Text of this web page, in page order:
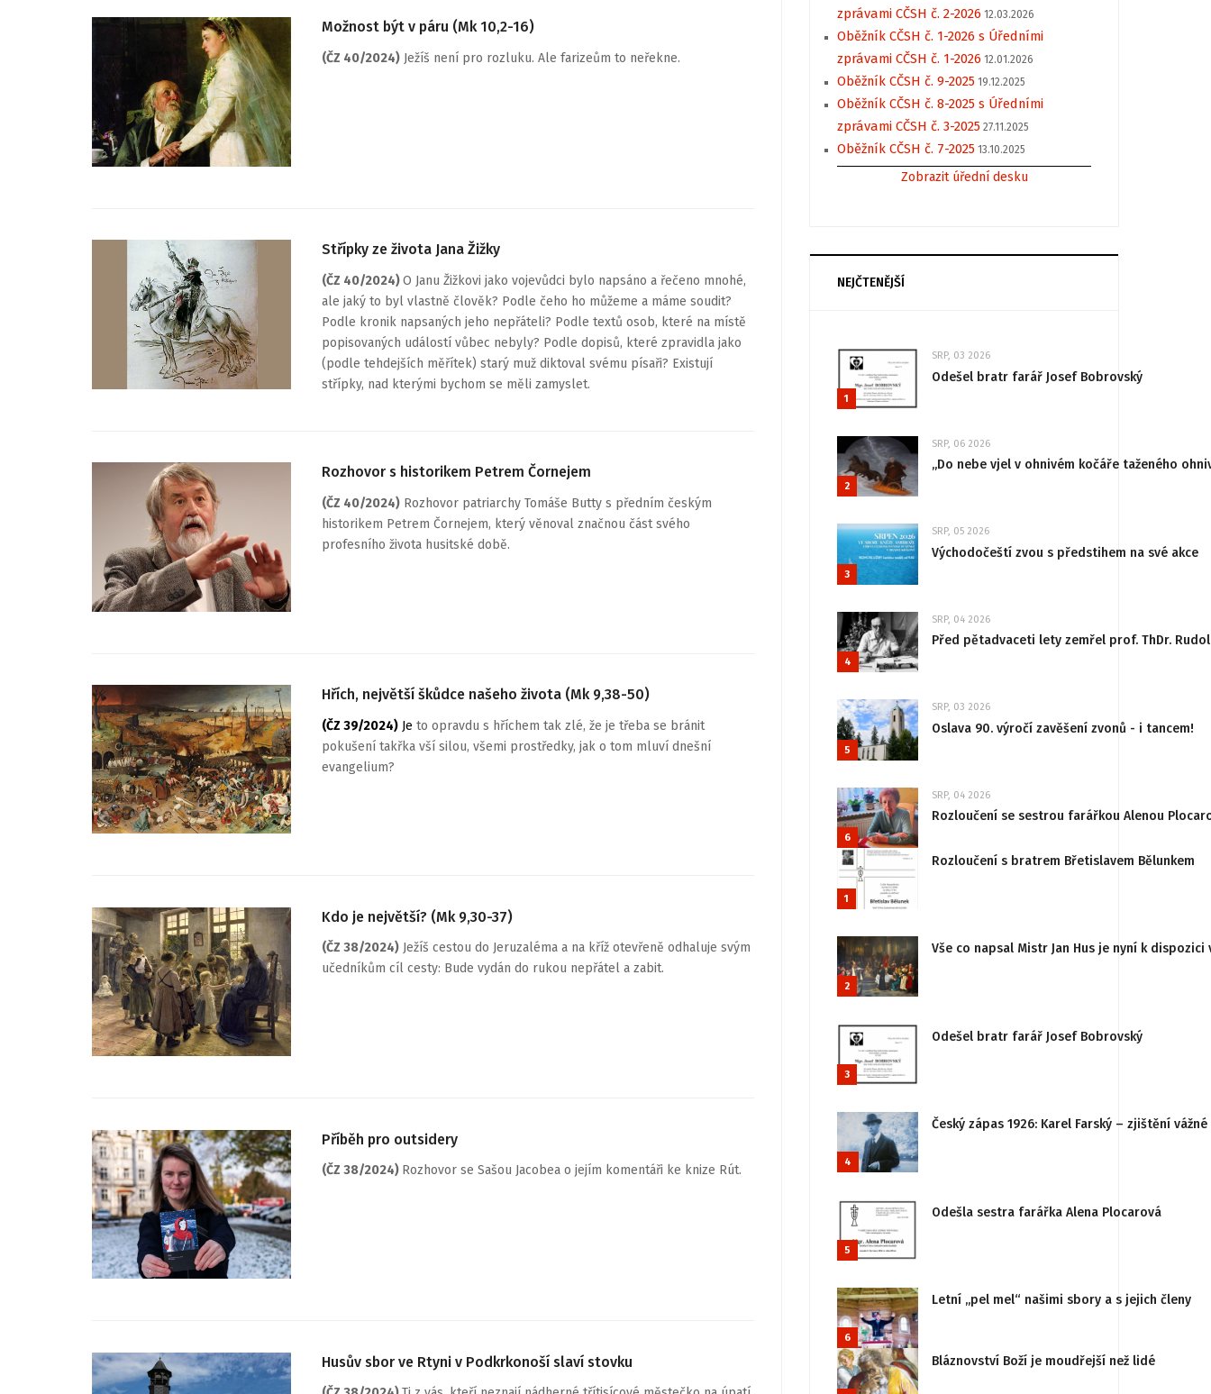
Možnost být v páru (Mk 10,2-16)
(ČZ 40/2024) Ježíš není pro rozluku. Ale farizeům to neřekne.
Střípky ze života Jana Žižky
(ČZ 40/2024)O Janu Žižkovi jako vojevůdci bylo napsáno a řečeno mnohé,
ale jaký to byl vlastně člověk? Podle čeho ho můžeme a máme soudit?
Podle kronik napsaných jeho nepřáteli? Podle textů osob, které na místě
popisovaných událostí vůbec nebyly? Podle dopisů, které zpravidla jako
(podle tehdejších měřítek) starý muž diktoval svému písaři? Existují
střípky, nad kterými bychom se měli zamyslet.
Rozhovor s historikem Petrem Čornejem
(ČZ 40/2024) Rozhovor patriarchy Tomáše Butty s předním českým
historikem Petrem Čornejem, který věnoval značnou část svého
profesního života husitské době.
Hřích, největší škůdce našeho života (Mk 9,38-50)
(ČZ 39/2024) Je to opravdu s hříchem tak zlé, že je třeba se bránit
pokušení takřka vší silou, všemi prostředky, jak o tom mluví dnešní
evangelium?
Kdo je největší? (Mk 9,30-37)
(ČZ 38/2024) Ježíš cestou do Jeruzaléma a na kříž otevřeně odhaluje svým
učedníkům cíl cesty: Bude vydán do rukou nepřátel a zabit.
Příběh pro outsidery
(ČZ 38/2024) Rozhovor se Sašou Jacobea o jejím komentáři ke knize Rút.
Husův sbor ve Rtyni v Podkrkonoší slaví stovku
zprávami CČSH č. 2-2026 12.03.2026
Oběžník CČSH č. 1-2026 s Úředními
zprávami CČSH č. 1-2026 12.01.2026
Oběžník CČSH č. 9-2025 19.12.2025
Oběžník CČSH č. 8-2025 s Úředními
zprávami CČSH č. 3-2025 27.11.2025
Oběžník CČSH č. 7-2025 13.10.2025
Zobrazit úřední desku
NEJČTENĚJŠÍ
1
SRP, 03 2026
Odešel bratr farář Josef Bobrovský
2
SRP, 06 2026
„Do nebe vjel v ohnivém kočáře taženého
3
SRP, 05 2026
Východočeští zvou s předstihem na své akce
4
SRP, 04 2026
Před pětadvaceti lety zemřel prof. ThDr.
5
SRP, 03 2026
Oslava 90. výročí zavěšení zvonů - i tancem!
6
SRP, 04 2026
Rozloučení se sestrou farářkou Alenou
1
Rozloučení s bratrem Břetislavem Bělunkem
2
Vše co napsal Mistr Jan Hus je nyní k
3
Odešel bratr farář Josef Bobrovský
4
Český zápas 1926: Karel Farský – zjištění
5
Odešla sestra farářka Alena Plocarová
6
Letní „pel mel“ našimi sbory a s jejich členy
Bláznovství Boží je moudřejší než lidé